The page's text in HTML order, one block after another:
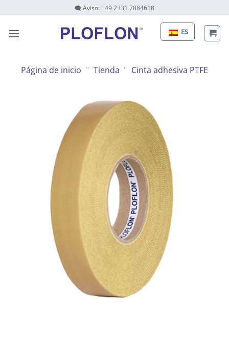
contenido
🗨 Aviso: +49 2331 7884618
ES
Página de inicio " Tienda " Cinta adhesiva PTFE